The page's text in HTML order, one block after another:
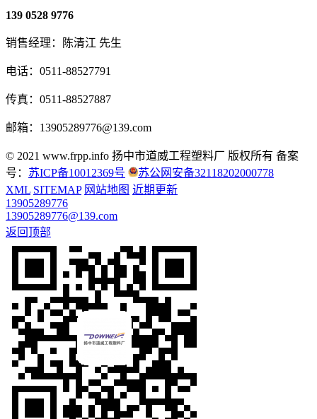
139 0528 9776
销售经理：陈清江 先生
电话：0511-88527791
传真：0511-88527887
邮箱：13905289776@139.com
© 2021 www.frpp.info 扬中市道威工程塑料厂 版权所有 备案
号： 苏ICP备10012369号
苏公网安备32118202000778
XML SITEMAP 网站地图 近期更新
13905289776
13905289776@139.com
返回顶部